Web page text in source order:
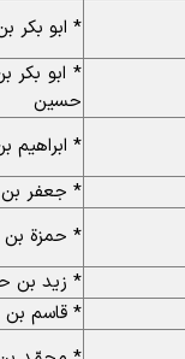
* ابو بکر
* ابو بکر
حسین
*
* جعفر
* حمزة
* زید بن
* قاسم